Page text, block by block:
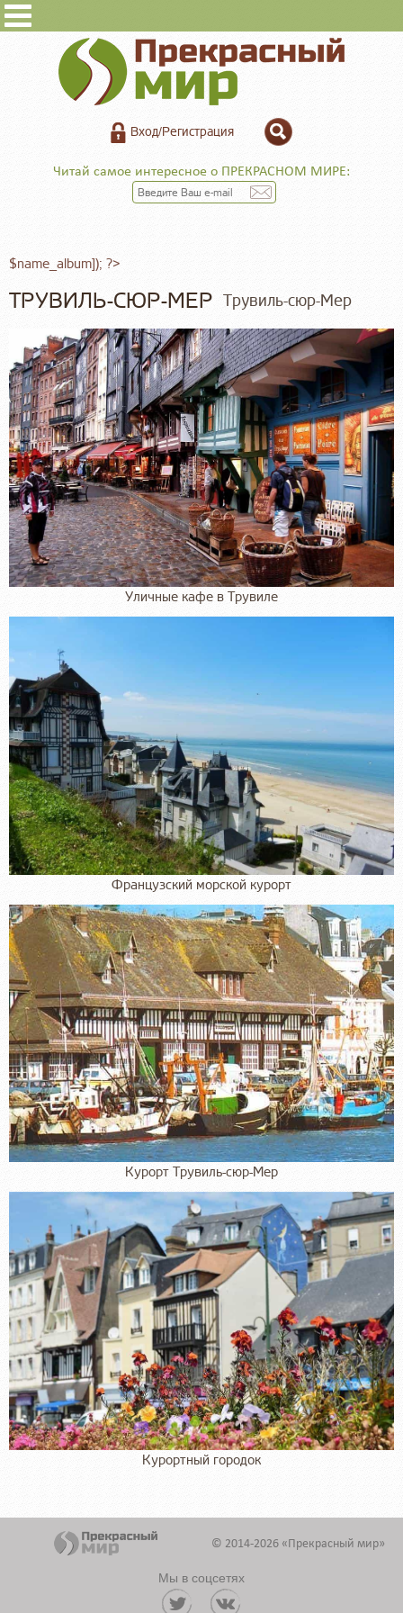
Вход/Регистрация
Читай самое интересное о ПРЕКРАСНОМ МИРЕ:
$name_album]); ?>
ТРУВИЛЬ-СЮР-МЕР Трувиль-сюр-Мер
Уличные кафе в Трувиле
Французский морской курорт
Курорт Трувиль-сюр-Мер
Курортный городок
© 2014-2026 «Прекрасный мир»
Мы в соцсетях